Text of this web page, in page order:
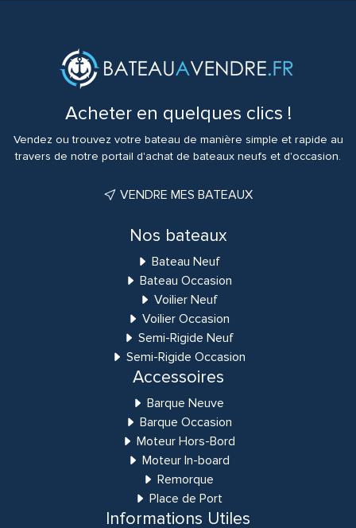
Acheter en quelques clics !
Vendez ou trouvez votre bateau de manière simple et rapide au
travers de notre portail d'achat de bateaux neufs et d'occasion.
VENDRE MES BATEAUX
Nos bateaux
Bateau Neuf
Bateau Occasion
Voilier Neuf
Voilier Occasion
Semi-Rigide Neuf
Semi-Rigide Occasion
Accessoires
Barque Neuve
Barque Occasion
Moteur Hors-Bord
Moteur In-board
Remorque
Place de Port
Informations Utiles